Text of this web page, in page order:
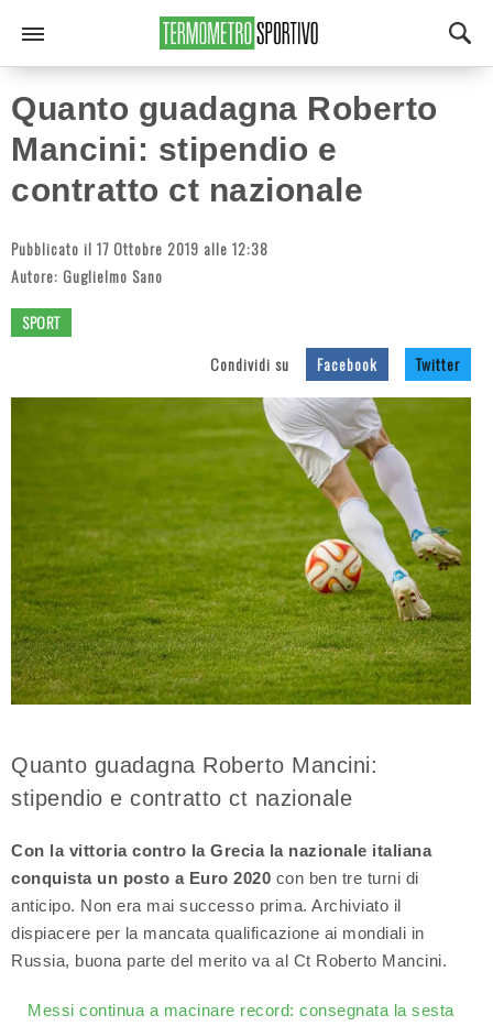
Quanto guadagna Roberto
Mancini: stipendio e
contratto ct nazionale
Pubblicato il 17 Ottobre 2019 alle 12:38
Autore: Guglielmo Sano
SPORT
Condividi su
Facebook Twitter
Quanto guadagna Roberto Mancini:
stipendio e contratto ct nazionale
Con la vittoria contro la Grecia la nazionale italiana
conquista un posto a Euro 2020 con ben tre turni di
anticipo. Non era mai successo prima. Archiviato il
dispiacere per la mancata qualificazione ai mondiali in
Russia, buona parte del merito va al Ct Roberto Mancini.
Messi continua a macinare record: consegnata la sesta